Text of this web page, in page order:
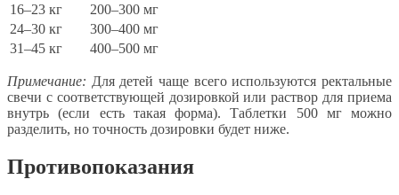
16–23 кг
200–300 мг
24–30 кг
300–400 мг
31–45 кг
400–500 мг
Примечание: Для детей чаще всего используются ректальные
свечи с соответствующей дозировкой или раствор для приема
внутрь (если есть такая форма). Таблетки 500 мг можно
разделить, но точность дозировки будет ниже.
Противопоказания